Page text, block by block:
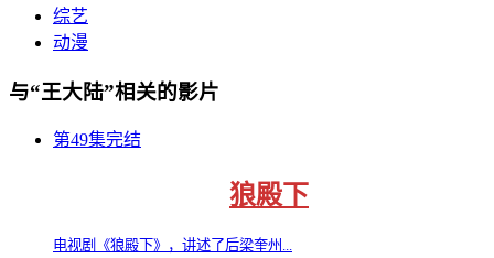
综艺
动漫
与“王大陆”相关的影片
第49集完结
狼殿下
电视剧《狼殿下》，讲述了后梁奎州...